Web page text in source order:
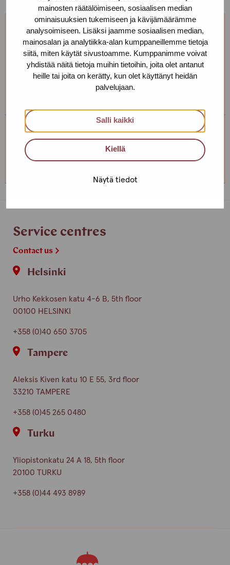
mainosten räätälöimiseen, sosiaalisen median
ominaisuuksien tukemiseen ja kävijämäärämme
analysoimiseen. Lisäksi jaamme sosiaalisen median,
mainosalan ja analytiikka-alan kumppaneillemme tietoja
siitä, miten käytät sivustoamme. Kumppanimme voivat
yhdistää näitä tietoja muihin tietoihin, joita olet antanut
heille tai joita on kerätty, kun olet käyttänyt heidän
palvelujaan.
Salli kaikki
Kiellä
Näytä tiedot
We are open every weekday.
If you want to make an appointment, you can just call
or text us! We can also meet somewhere else, if you
can’t come to the office!
Service centre Helsinki
+358 (0)40 650 3705
Service centres
Contact us
Helsinki
Urho Kekkosen katu 4-6 B, 5th floor
00100 HELSINKI
+358 (0)40 650 3705
Tampere
Aleksis Kiven katu 10 E 55, 3rd floor
33210 TAMPERE
+358 (0)45 265 0480
Turku
Yliopistonkatu 24 A 18, 5th floor
20100 TURKU
+358 (0)44 493 8989